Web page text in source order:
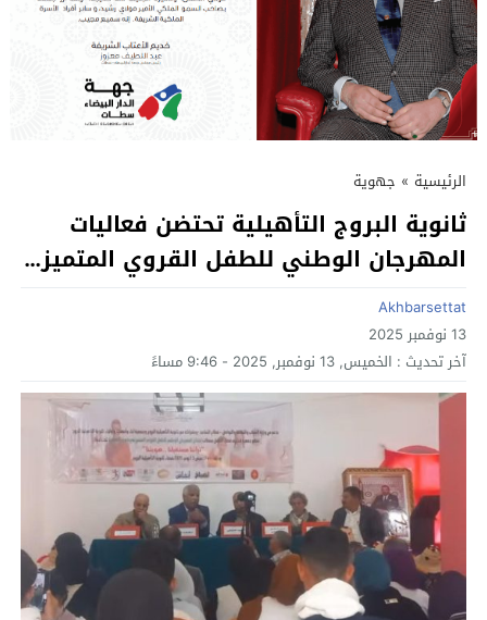
الرئيسية » جهوية
ثانوية البروج التأهيلية تحتضن فعاليات
المهرجان الوطني للطفل القروي المتميز…
Akhbarsettat
13 نوفمبر 2025
آخر تحديث : الخميس, 13 نوفمبر, 2025 - 9:46 مساءً